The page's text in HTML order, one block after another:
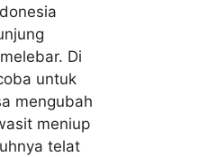
Di
untuk
mengubah
meniup
telat